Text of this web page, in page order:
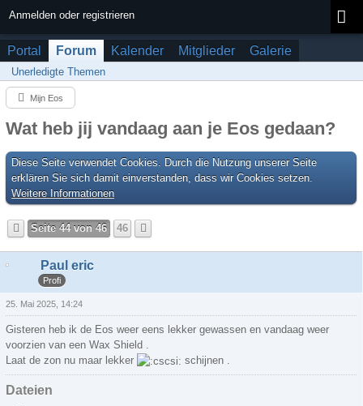
Anmelden oder registrieren
Portal Forum Kalender Mitglieder Galerie
Unerledigte Themen
Mijn Eos
Wat heb jij vandaag aan je Eos gedaan?
Diese Seite verwendet Cookies. Durch die Nutzung unserer Seite
erklären Sie sich damit einverstanden, dass wir Cookies setzen.
Weitere Informationen
Seite 44 von 46 46
Paul eric
Profi
25. Mai 2025, 14:24
Gisteren heb ik de Eos weer eens lekker gewassen en vandaag weer
voorzien van een Wax Shield .
Laat de zon nu maar lekker
schijnen .
Dateien